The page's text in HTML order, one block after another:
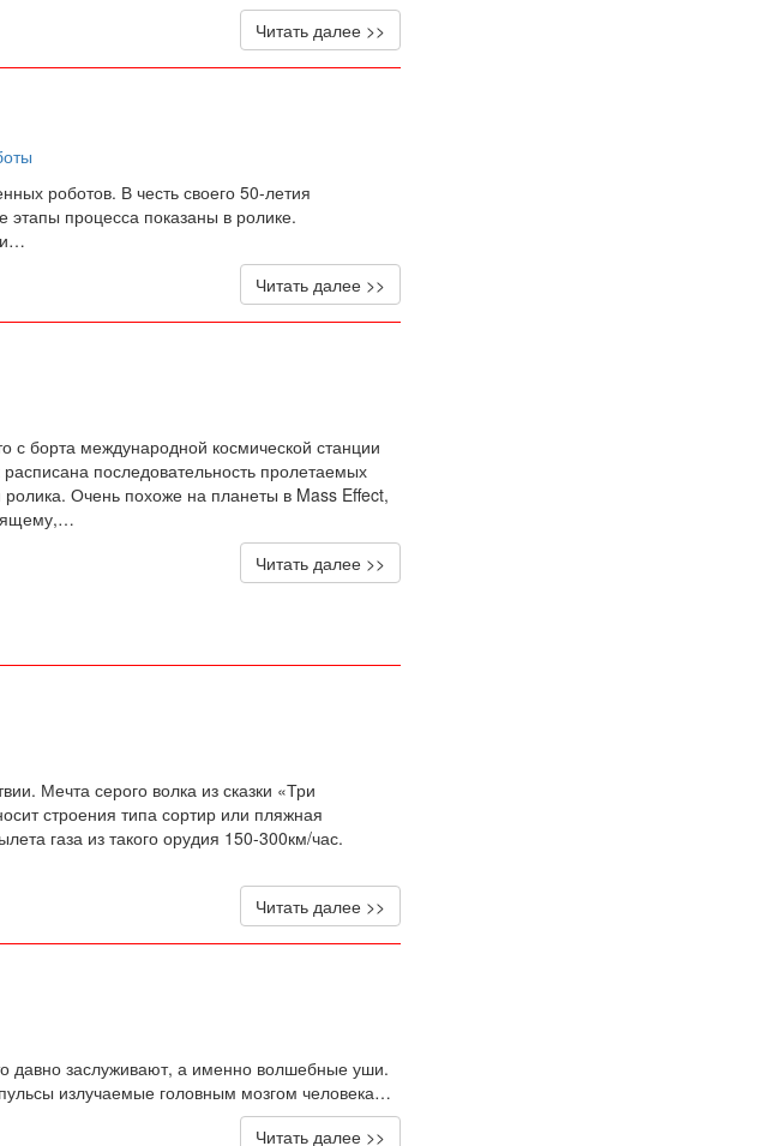
Читать далее >>
роботов. В честь своего 50-летия
процесса показаны в ролике.
Читать далее >>
с борта международной космической станции
последовательность пролетаемых
Очень похоже на планеты в Mass Effect,
Читать далее >>
Мечта серого волка из сказки «Три
строения типа сортир или пляжная
газа из такого орудия 150-300км/час.
Читать далее >>
давно заслуживают, а именно волшебные уши.
излучаемые головным мозгом человека…
Читать далее >>